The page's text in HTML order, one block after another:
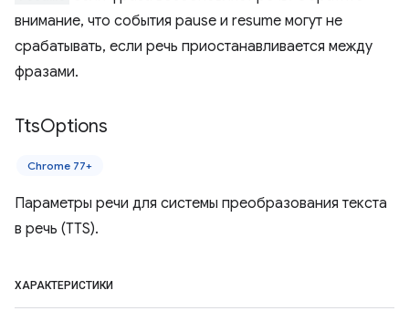
внимание, что события pause и resume могут не
срабатывать, если речь приостанавливается между
фразами.
TtsOptions
Chrome 77+
Параметры речи для системы преобразования текста
в речь (TTS).
ХАРАКТЕРИСТИКИ